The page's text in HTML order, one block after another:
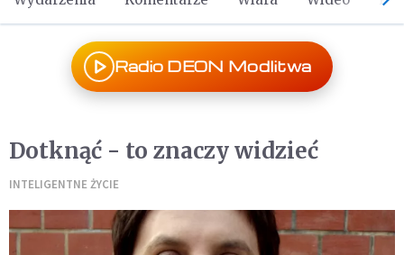
Radio DEON Modlitwa
Dotknąć - to znaczy widzieć
INTELIGENTNE ŻYCIE